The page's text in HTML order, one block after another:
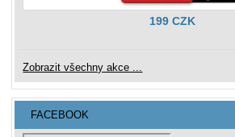
199 CZK
Zobrazit všechny akce ...
FACEBOOK